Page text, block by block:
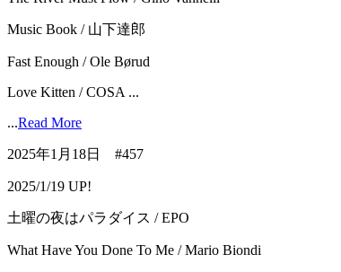
Music Book / 山下達郎
Fast Enough / Ole Børud
Love Kitten / COSA ...
...Read More
2025年1月18日 #457
2025/1/19 UP!
土曜の夜はパラダイス / EPO
What Have You Done To Me / Mario Biondi